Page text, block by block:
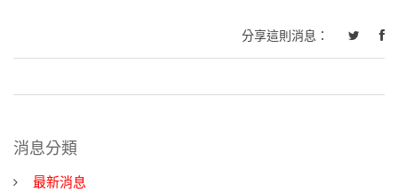
分享這則消息：
消息分類
最新消息